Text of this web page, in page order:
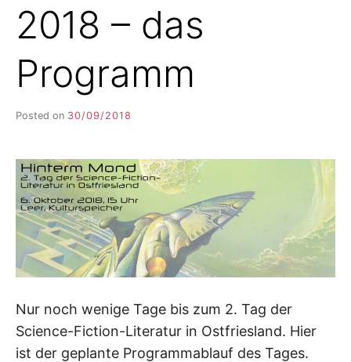
2018 – das
Programm
Posted on 30/09/2018
I
K
E
E
R
Nur noch wenige Tage bis zum 2. Tag der
Science-Fiction-Literatur in Ostfriesland. Hier
ist der geplante Programmablauf des Tages.